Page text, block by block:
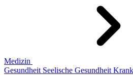
Medizin
Gesundheit Seelische Gesundheit